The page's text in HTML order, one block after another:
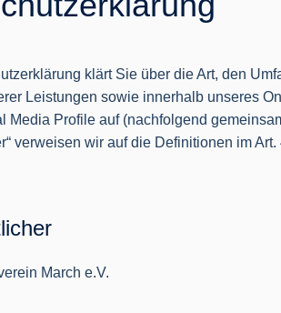
klärt Sie über die Art, den
Leistungen sowie innerhalb unseres
Media Profile auf (nachfolgend
verweisen wir auf die Definitionen im
March e.V.